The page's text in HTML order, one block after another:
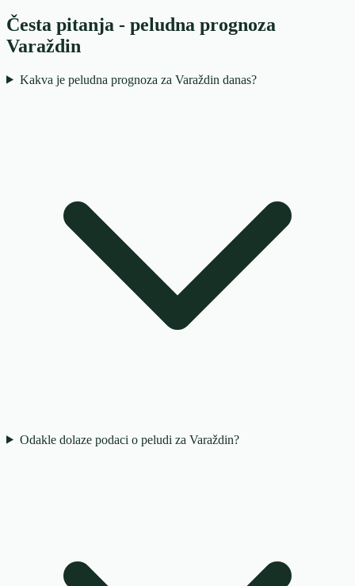
Česta pitanja - peludna prognoza
Varaždin
Kakva je peludna prognoza za Varaždin danas?
Odakle dolaze podaci o peludi za Varaždin?